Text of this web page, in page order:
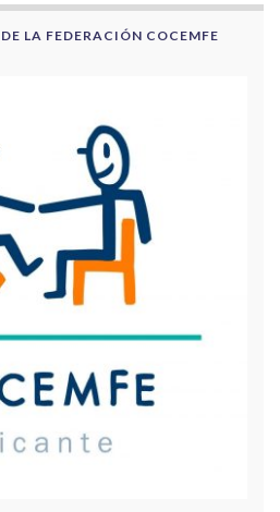
LA FEDERACIÓN COCEMFE